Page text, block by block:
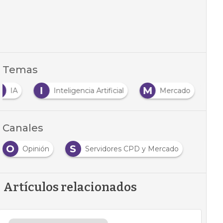
Temas
IA I Inteligencia Artificial M Mercado
Canales
O
Opinión S Servidores CPD y Mercado
Artículos relacionados